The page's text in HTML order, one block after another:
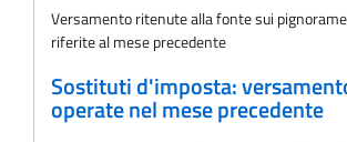
Versamento ritenute alla fonte sui
riferite al mese precedente
Sostituti d'imposta:
operate nel mese precedente